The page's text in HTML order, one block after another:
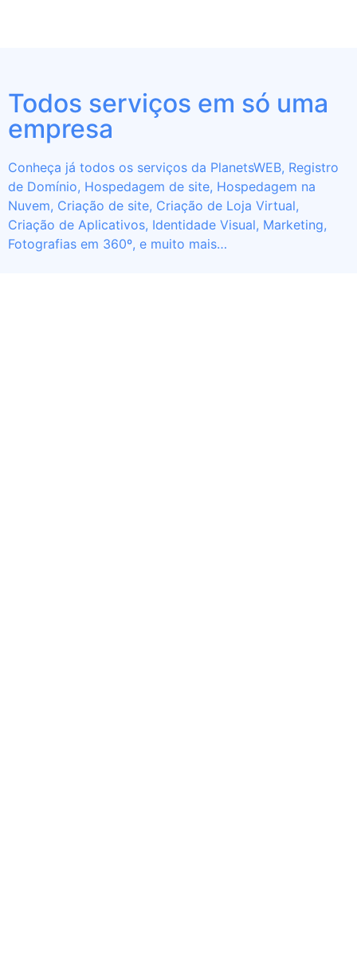
Todos serviços em só uma
empresa
Conheça já todos os serviços da PlanetsWEB, Registro
de Domínio, Hospedagem de site, Hospedagem na
Nuvem, Criação de site, Criação de Loja Virtual,
Criação de Aplicativos, Identidade Visual, Marketing,
Fotografias em 360º, e muito mais…